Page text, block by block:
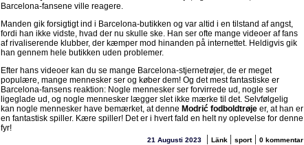
Barcelona-fansene ville reagere.
Manden gik forsigtigt ind i Barcelona-butikken og var altid i en tilstand af angst,
fordi han ikke vidste, hvad der nu skulle ske. Han ser ofte mange videoer af fans
af rivaliserende klubber, der kæmper mod hinanden på internettet. Heldigvis gik
han gennem hele butikken uden problemer.
Efter hans videoer kan du se mange Barcelona-stjernetrøjer, de er meget
populære, mange mennesker ser og køber dem! Og det mest fantastiske er
Barcelona-fansens reaktion: Nogle mennesker ser forvirrede ud, nogle ser
ligeglade ud, og nogle mennesker lægger slet ikke mærke til det. Selvfølgelig
kan nogle mennesker have bemærket, at denne Modrić fodboldtrøje er, at han er
en fantastisk spiller. Kære spiller! Det er i hvert fald en helt ny oplevelse for denne
fyr!
21 Augusti 2023 | Länk | sport| 0 kommentar